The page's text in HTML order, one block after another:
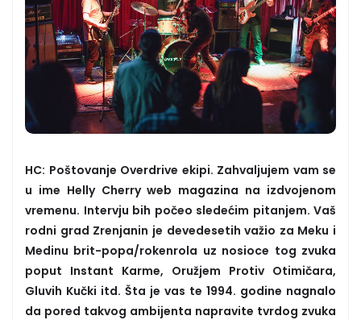
HC: Poštovanje Overdrive ekipi. Zahvaljujem vam se
u ime Helly Cherry web magazina na izdvojenom
vremenu. Intervju bih počeo sledećim pitanjem. Vaš
rodni grad Zrenjanin je devedesetih važio za Meku i
Medinu brit-popa/rokenrola uz nosioce tog zvuka
poput Instant Karme, Oružjem Protiv Otimičara,
Gluvih Kučki itd. Šta je vas te 1994. godine nagnalo
da pored takvog ambijenta napravite tvrdog zvuka